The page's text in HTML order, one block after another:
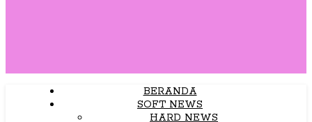
BERANDA
SOFT NEWS
HARD NEWS